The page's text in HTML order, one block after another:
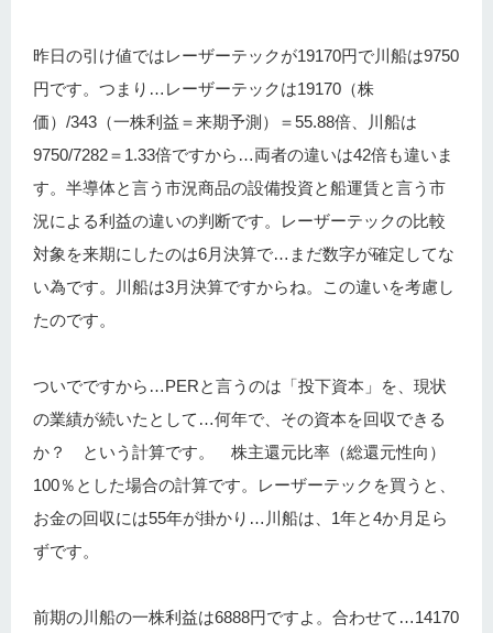
昨日の引け値ではレーザーテックが19170円で川船は9750
円です。つまり…レーザーテックは19170（株
価）/343（一株利益＝来期予測）＝55.88倍、川船は
9750/7282＝1.33倍ですから…両者の違いは42倍も違いま
す。半導体と言う市況商品の設備投資と船運賃と言う市
況による利益の違いの判断です。レーザーテックの比較
対象を来期にしたのは6月決算で…まだ数字が確定してな
い為です。川船は3月決算ですからね。この違いを考慮し
たのです。
ついでですから…PERと言うのは「投下資本」を、現状
の業績が続いたとして…何年で、その資本を回収できる
か？ という計算です。 株主還元比率（総還元性向）
100％とした場合の計算です。レーザーテックを買うと、
お金の回収には55年が掛かり…川船は、1年と4か月足ら
ずです。
前期の川船の一株利益は6888円ですよ。合わせて…14170